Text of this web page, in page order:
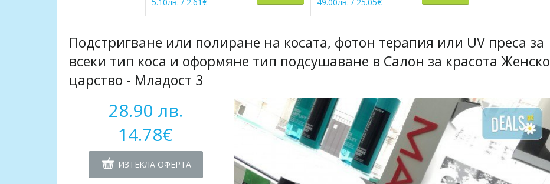
Подстригване или полиране на косата, фотон терапия или UV преса за
всеки тип коса и оформяне тип подсушаване в Салон за красота Женско
царство - Младост 3
28.90 лв.
14.78€
ИЗТЕКЛА ОФЕРТА